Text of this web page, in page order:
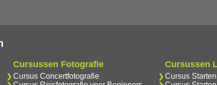
Cursussen Fotografie
Cursus Concertfotografie
Cursussen
Cursus